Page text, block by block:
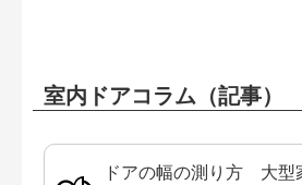
室内ドアコラム（記事）
ドアの幅の測り方 大型